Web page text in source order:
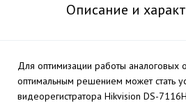
Описание и
Для оптимизации работы аналоговых
оптимальным решением может стать
видеорегистратора Hikvision DS-